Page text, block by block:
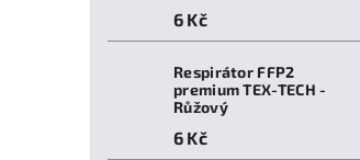
6 Kč
Respirátor FFP2
premium TEX-TECH -
Růžový
6 Kč